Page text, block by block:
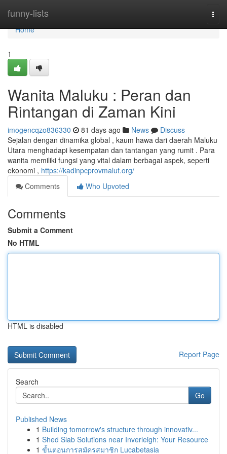
funny-lists
Home
Home
1
Wanita Maluku : Peran dan
Rintangan di Zaman Kini
imogencqzo836330 81 days ago News
Discuss
Sejalan dengan dinamika global , kaum hawa dari daerah Maluku
Utara menghadapi kesempatan dan tantangan yang rumit . Para
wanita memiliki fungsi yang vital dalam berbagai aspek, seperti
ekonomi , https://kadinpcprovmalut.org/
Comments
Who Upvoted
Comments
Submit a Comment
No HTML
HTML is disabled
Report Page
Search
Go
Published News
1 Building tomorrow's structure through innovativ...
1 Shed Slab Solutions near Inverleigh: Your Resource
1 ขั้นตอนการสมัครสมาชิก Lucabetasia